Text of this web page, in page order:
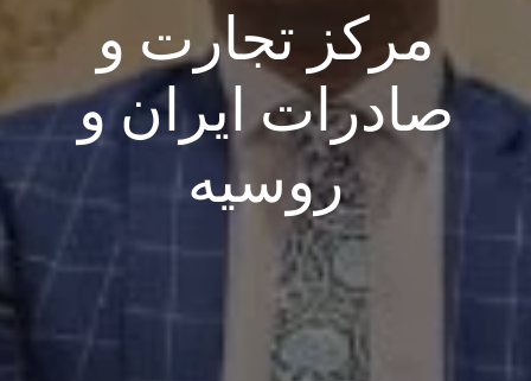
مرکز تجارت و
صادرات ایران و
روسیه